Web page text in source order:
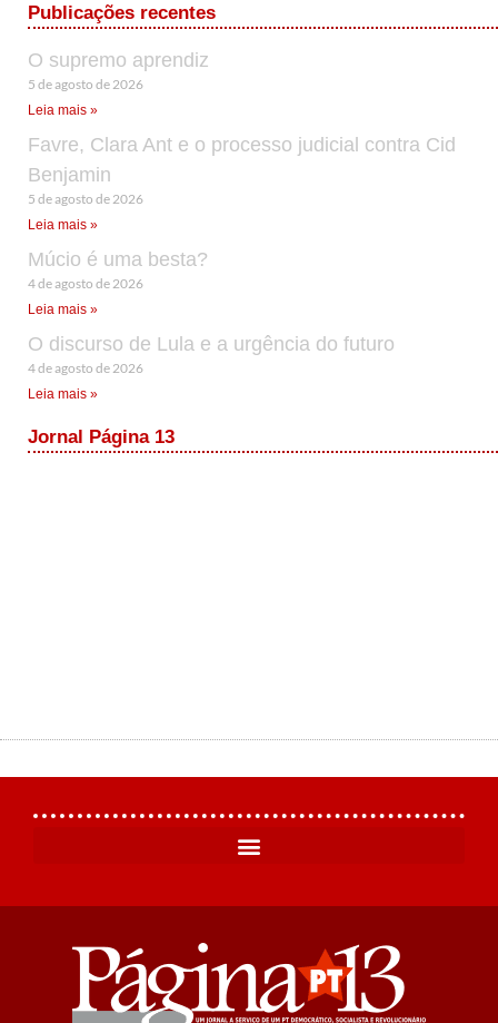
Publicações recentes
O supremo aprendiz
5 de agosto de 2026
Leia mais »
Favre, Clara Ant e o processo judicial contra Cid
Benjamin
5 de agosto de 2026
Leia mais »
Múcio é uma besta?
4 de agosto de 2026
Leia mais »
O discurso de Lula e a urgência do futuro
4 de agosto de 2026
Leia mais »
Jornal Página 13